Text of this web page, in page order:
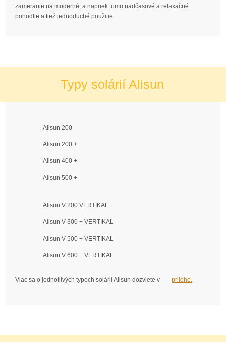
zameranie na moderné, a napriek tomu nadčasové a relaxačné
pohodlie a tiež jednoduché použitie.
Typy solárií Alisun
Alisun 200
Alisun 200 +
Alisun 400 +
Alisun 500 +
Alisun V 200 VERTIKAL
Alisun V 300 + VERTIKAL
Alisun V 500 + VERTIKAL
Alisun V 600 + VERTIKAL
Viac sa o jednotlivých typoch solárií Alisun dozviete v prilohe.